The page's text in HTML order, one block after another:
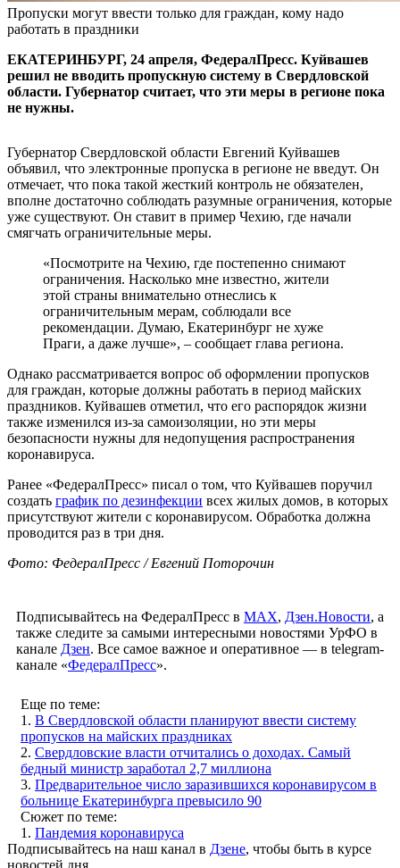
Пропуски могут ввести только для граждан, кому надо
работать в праздники
ЕКАТЕРИНБУРГ, 24 апреля, ФедералПресс. Куйвашев
решил не вводить пропускную систему в Свердловской
области. Губернатор считает, что эти меры в регионе пока
не нужны.
Губернатор Свердловской области Евгений Куйвашев
объявил, что электронные пропуска в регионе не введут. Он
отмечает, что пока такой жесткий контроль не обязателен,
вполне достаточно соблюдать разумные ограничения, которые
уже существуют. Он ставит в пример Чехию, где начали
смягчать ограничительные меры.
«Посмотрите на Чехию, где постепенно снимают
ограничения. Насколько мне известно, жители
этой страны внимательно отнеслись к
ограничительным мерам, соблюдали все
рекомендации. Думаю, Екатеринбург не хуже
Праги, а даже лучше», – сообщает глава региона.
Однако рассматривается вопрос об оформлении пропусков
для граждан, которые должны работать в период майских
праздников. Куйвашев отметил, что его распорядок жизни
также изменился из-за самоизоляции, но эти меры
безопасности нужны для недопущения распространения
коронавируса.
Ранее «ФедералПресс» писал о том, что Куйвашев поручил
создать график по дезинфекции всех жилых домов, в которых
присутствуют жители с коронавирусом. Обработка должна
проводится раз в три дня.
Фото: ФедералПресс / Евгений Поторочин
Подписывайтесь на ФедералПресс в МАХ, Дзен.Новости, а
также следите за самыми интересными новостями УрФО в
канале Дзен. Все самое важное и оперативное — в telegram-
канале «ФедералПресс».
Еще по теме:
1. В Свердловской области планируют ввести систему
пропусков на майских праздниках
2. Свердловские власти отчитались о доходах. Самый
бедный министр заработал 2,7 миллиона
3. Предварительное число заразившихся коронавирусом в
больнице Екатеринбурга превысило 90
Сюжет по теме:
1. Пандемия коронавируса
Подписывайтесь на наш канал в Дзене, чтобы быть в курсе
новостей дня.